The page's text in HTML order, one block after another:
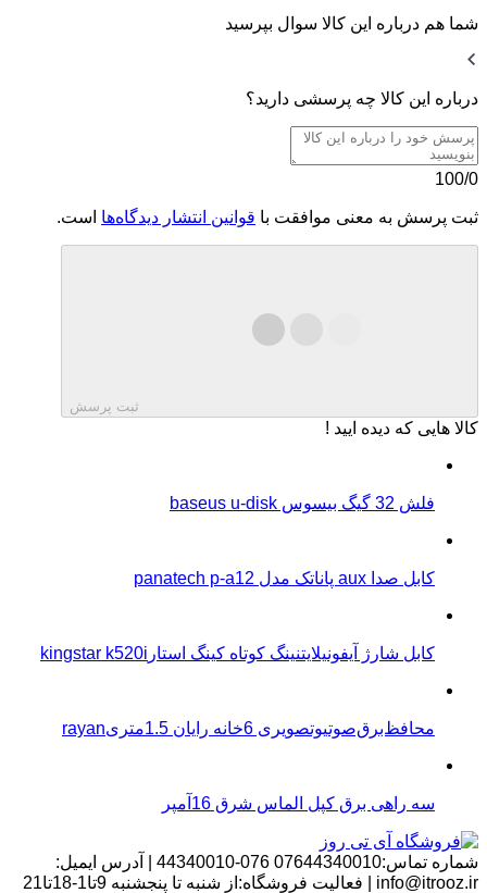
شما هم درباره این کالا سوال بپرسید
درباره این کالا چه پرسشی دارید؟
100/0
ثبت پرسش به معنی موافقت با قوانین انتشار دیدگاه‌ها است.
ثبت پرسش
کالا هایی که دیده ایید !
فلش 32 گیگ بیسوس baseus u-disk
کابل صدا aux پاناتک مدل panatech p-a12
کابل شارژ آیفونیلایتنینگ کوتاه کینگ استارkingstar k520i
محافظ‌برق‌صوتیو‌تصویری 6خانه رایان 1.5متریrayan
سه راهی برق کپل الماس شرق 16آمپر
شماره تماس:07644340010 076-44340010
آدرس ایمیل:
info@itrooz.ir
فعالیت فروشگاه:از شنبه تا پنجشنبه 9تا1-18تا21